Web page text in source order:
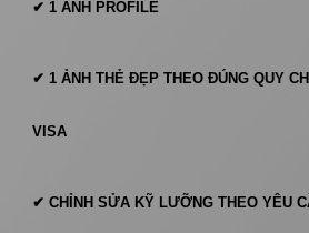
✔ 1 ẢNH PROFILE
✔ 1 ẢNH THẺ ĐẸP THEO ĐÚNG QUY
VISA
✔CHỈNH SỬA KỸ LƯỠNG THEO YÊU